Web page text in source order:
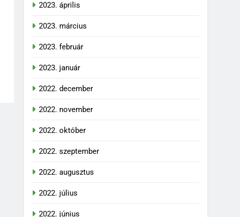
2023. április
2023. március
2023. február
2023. január
2022. december
2022. november
2022. október
2022. szeptember
2022. augusztus
2022. július
2022. június